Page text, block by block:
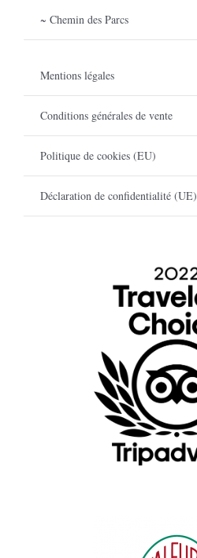
~ Chemin des Parcs
Mentions légales
Conditions générales de vente
Politique de cookies (EU)
Déclaration de confidentialité (UE)